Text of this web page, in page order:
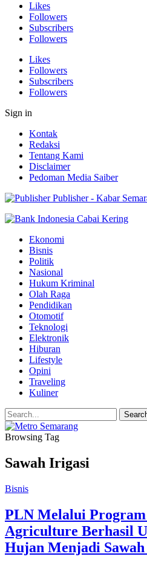
Likes
Followers
Subscribers
Followers
Likes
Followers
Subscribers
Followers
Sign in
Kontak
Redaksi
Tentang Kami
Disclaimer
Pedoman Media Saiber
Publisher - Kabar
Ekonomi
Bisnis
Politik
Nasional
Hukum Kriminal
Olah Raga
Pendidikan
Otomotif
Teknologi
Elektronik
Hiburan
Lifestyle
Opini
Traveling
Kuliner
Browsing Tag
Sawah Irigasi
Bisnis
PLN Melalui
Agriculture Berhasil
Hujan Menjadi